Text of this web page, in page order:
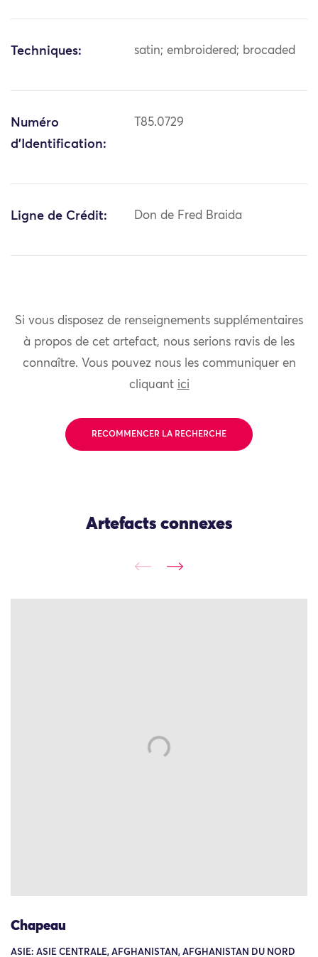
Techniques: satin; embroidered; brocaded
Numéro
d'Identification:
T85.0729
Ligne de Crédit: Don de Fred Braida
Si vous disposez de renseignements supplémentaires
à propos de cet artefact, nous serions ravis de les
connaître. Vous pouvez nous les communiquer en
cliquant ici
RECOMMENCER LA RECHERCHE
Artefacts connexes
Chapeau
ASIE: ASIE CENTRALE, AFGHANISTAN, AFGHANISTAN DU NORD